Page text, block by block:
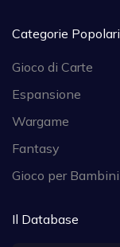
Categorie Popolari
Gioco di Carte
Espansione
Wargame
Fantasy
Gioco per Bambini
Il Database